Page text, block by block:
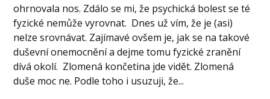
ohrnovala nos. Zdálo se mi, že psychická bolest se té
fyzické nemůže vyrovnat. Dnes už vím, že je (asi)
nelze srovnávat. Zajímavé ovšem je, jak se na takové
duševní onemocnění a dejme tomu fyzické zranění
dívá okolí. Zlomená končetina jde vidět. Zlomená
duše moc ne. Podle toho i usuzuji, že...